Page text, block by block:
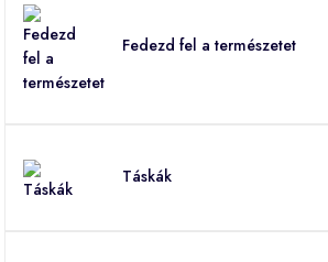
Fedezd fel a természetet
Táskák